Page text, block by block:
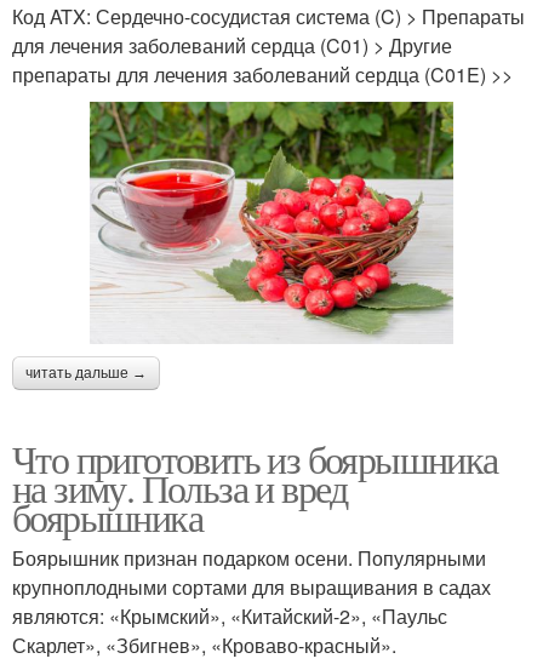
Код ATX: Сердечно-сосудистая система (C) > Препараты
для лечения заболеваний сердца (C01) > Другие
препараты для лечения заболеваний сердца (C01E) >>
читать дальше →
Что приготовить из боярышника
на зиму. Польза и вред
боярышника
Боярышник признан подарком осени. Популярными
крупноплодными сортами для выращивания в садах
являются: «Крымский», «Китайский-2», «Паульс
Скарлет», «Збигнев», «Кроваво-красный».